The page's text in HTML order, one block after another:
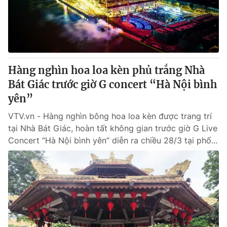
Thị trường 24h Tấm lòng Việt
Vươn mình bằng AI
VTV9 VTV8
Liên hệ tòa soạn
THỜI BÁO VTV
Theo dõi báo trên
Cơ quan chủ quản: Đài Truyền hình Việt Nam
Cơ quan báo chí:Thời báo VTV
Hàng nghìn hoa loa kèn phủ trắng Nhà
Bát Giác trước giờ G concert “Hà Nội bình
yên”
VTV.vn - Hàng nghìn bông hoa loa kèn được trang trí
tại Nhà Bát Giác, hoàn tất không gian trước giờ G Live
Concert “Hà Nội bình yên” diễn ra chiều 28/3 tại phố...